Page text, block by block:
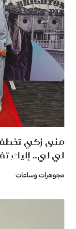
منى زكي تخطف
لي لي.. إليكِ
مجوهرات وساعات